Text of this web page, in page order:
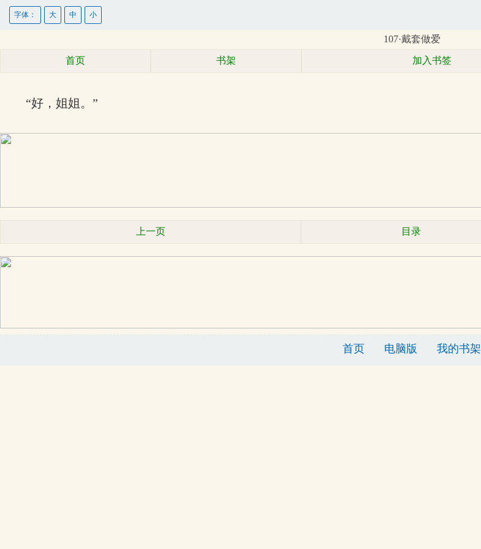
字体： 大 中 小
107·戴套做爱
首页 书架 加入书签
“好，姐姐。”
x
上一页 目录
x
首页 电脑版 我的书架